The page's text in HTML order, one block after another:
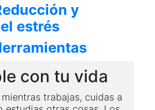
y
estrés
con tu vida
trabajas, cuidas a